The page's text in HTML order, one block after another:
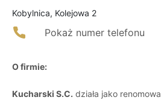
Kobylnica, Kolejowa 2
Pokaż numer telefonu
O firmie:
Kucharski S.C. działa jako